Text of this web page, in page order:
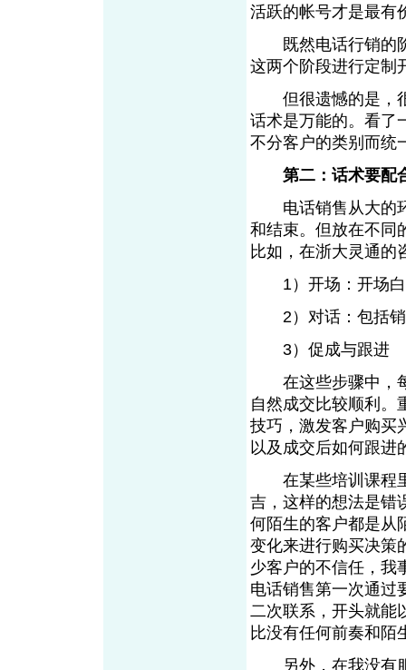
活跃的帐号才是最有
既然电话行销的阶
这两个阶段进行定制
但很遗憾的是，很
话术是万能的。看了
不分客户的类别而统
第二：话术要配
电话销售从大的环
和结束。但放在不同
比如，在浙大灵通的
1）开场：开场白
2）对话：包括销
3）促成与跟
在这些步骤中，每
自然成交比较顺利。
技巧，激发客户购买
以及成交后如何
在某些培训课程里
吉，这样的想法是错
何陌生的客户都是从
变化来进行购买决策
少客户的不信任，我
电话销售第一次通过
二次联系，开头就能
比没有任何前奏和
另外，在我没有服